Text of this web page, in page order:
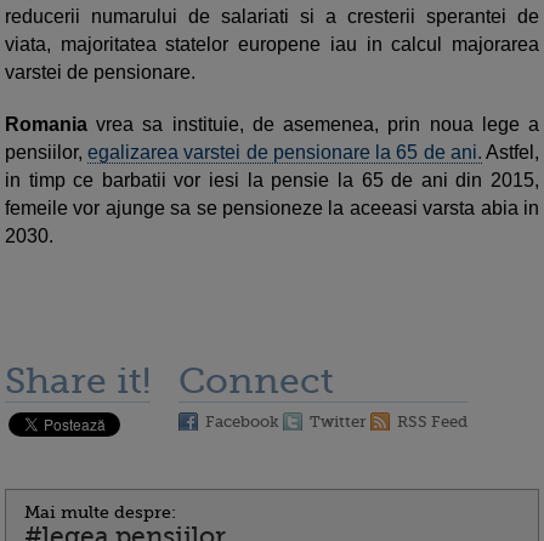
reducerii numarului de salariati si a cresterii sperantei de
viata, majoritatea statelor europene iau in calcul majorarea
varstei de pensionare.
Romaniavrea sa instituie, de asemenea, prin noua lege a
pensiilor,egalizarea varstei de pensionare la 65 de ani. Astfel,
in timp ce barbatii vor iesi la pensie la 65 de ani din 2015,
femeile vor ajunge sa se pensioneze la aceeasi varsta abia in
2030.
Share it! Connect
Facebook Twitter RSS Feed
Mai multe despre: